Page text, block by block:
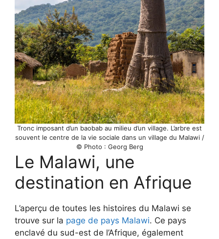
Tronc imposant d’un baobab au milieu d’un village. L’arbre est
souvent le centre de la vie sociale dans un village du Malawi /
© Photo : Georg Berg
Le Malawi, une
destination en Afrique
L’aperçu de toutes les histoires du Malawi se
trouve sur la page de pays Malawi. Ce pays
enclavé du sud-est de l’Afrique, également